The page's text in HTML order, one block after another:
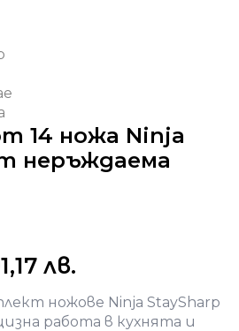
14 ножа Ninja
неръждаема
лв.
ножове Ninja StaySharp
работа в кухнята и